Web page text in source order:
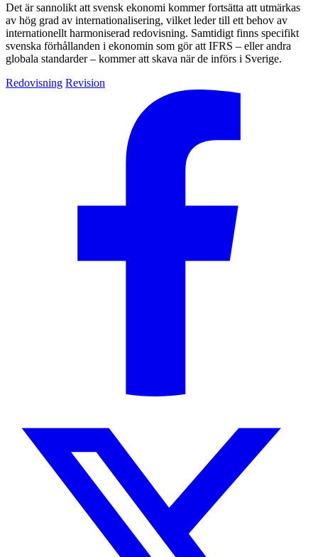
Det är sannolikt att svensk ekonomi kommer fort­sätta att utmärkas
av hög grad av internationalisering, vilket leder till ett behov av
internationellt harmoni­serad redovisning. Samtidigt finns specifikt
svenska förhållanden i ekonomin som gör att IFRS – eller andra
globala standarder – kommer att skava när de införs i Sverige.
Redovisning Revision